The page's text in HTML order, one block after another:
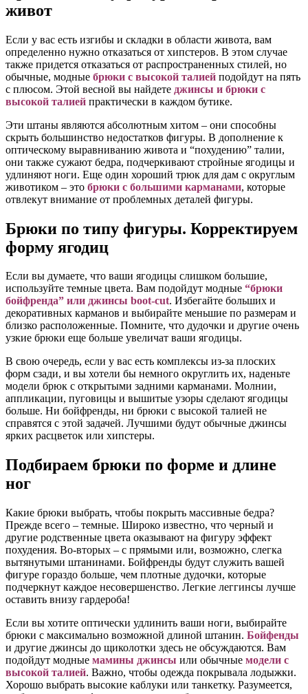
живот
Если у вас есть изгибы и складки в области живота, вам
определенно нужно отказаться от хипстеров. В этом случае
также придется отказаться от распространенных стилей, но
обычные, модные брюки с высокой талией подойдут на пять
с плюсом. Этой весной вы найдете джинсы и брюки с
высокой талией практически в каждом бутике.
Эти штаны являются абсолютным хитом – они способны
скрыть большинство недостатков фигуры. В дополнение к
оптическому выравниванию живота и “похудению” талии,
они также сужают бедра, подчеркивают стройные ягодицы и
удлиняют ноги. Еще один хороший трюк для дам с округлым
животиком – это брюки с большими карманами, которые
отвлекут внимание от проблемных деталей фигуры.
Брюки по типу фигуры. Корректируем
форму ягодиц
Если вы думаете, что ваши ягодицы слишком большие,
используйте темные цвета. Вам подойдут модные “брюки
бойфренда” или джинсы boot-cut. Избегайте больших и
декоративных карманов и выбирайте меньшие по размерам и
близко расположенные. Помните, что дудочки и другие очень
узкие брюки еще больше увеличат ваши ягодицы.
В свою очередь, если у вас есть комплексы из-за плоских
форм сзади, и вы хотели бы немного округлить их, наденьте
модели брюк с открытыми задними карманами. Молнии,
аппликации, пуговицы и вышитые узоры сделают ягодицы
больше. Ни бойфренды, ни брюки с высокой талией не
справятся с этой задачей. Лучшими будут обычные джинсы
ярких расцветок или хипстеры.
Подбираем брюки по форме и длине
ног
Какие брюки выбрать, чтобы покрыть массивные бедра?
Прежде всего – темные. Широко известно, что черный и
другие родственные цвета оказывают на фигуру эффект
похудения. Во-вторых – с прямыми или, возможно, слегка
вытянутыми штанинами. Бойфренды будут служить вашей
фигуре гораздо больше, чем плотные дудочки, которые
подчеркнут каждое несовершенство. Легкие леггинсы лучше
оставить внизу гардероба!
Если вы хотите оптически удлинить ваши ноги, выбирайте
брюки с максимально возможной длиной штанин. Бойфенды
и другие джинсы до щиколотки здесь не обсуждаются. Вам
подойдут модные мамины джинсы или обычные модели с
высокой талией. Важно, чтобы одежда покрывала лодыжки.
Хорошо выбрать высокие каблуки или танкетку. Разумеется,